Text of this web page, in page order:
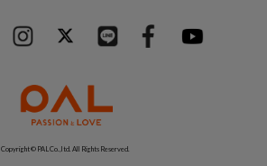
Copyright © PAL Co.,ltd. All Rights Reserved.